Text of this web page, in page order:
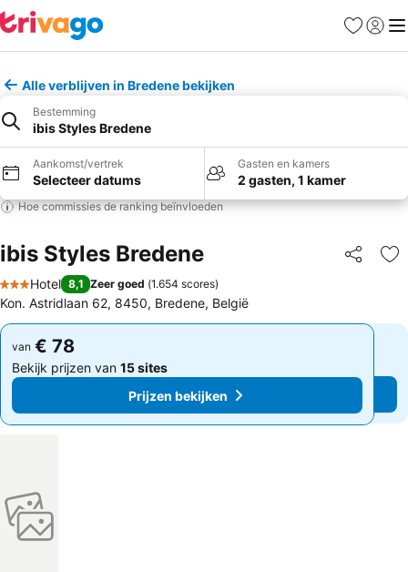
Favorieten
Alle verblijven in Bredene bekijken
Bestemming
ibis Styles Bredene
Aankomst/vertrek
Selecteer datums
Gasten en kamers
2 gasten, 1 kamer
Hoe commissies de ranking beïnvloeden
ibis Styles Bredene Delen
3 Sterren
Hotel 8,1 Zeer goed (1.654 scores)
Kon. Astridlaan 62, 8450, Bredene, België
van € 78
Bekijk prijzen van 15 sites
Prijzen bekijken
van € 78
Bekijk prijzen van 15 sites
Prijzen bekijken